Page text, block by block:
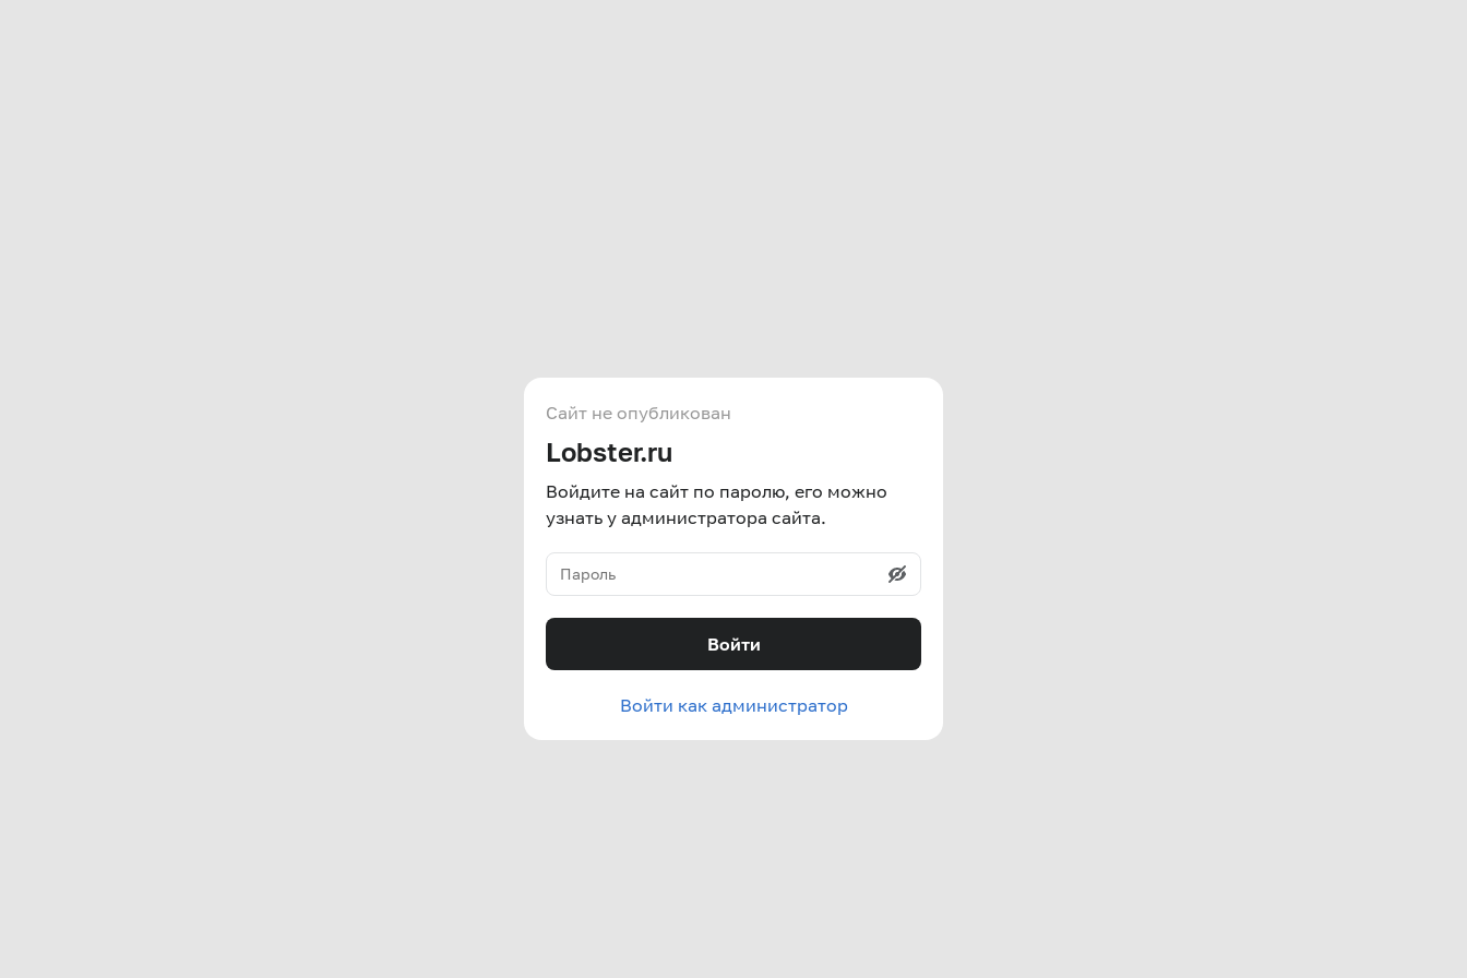
Сайт не опубликован
Lobster.ru
Войдите на сайт по паролю, его можно
узнать у администратора сайта.
Войти
Войти как администратор